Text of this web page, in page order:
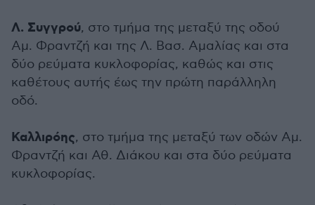
Λ. Συγγρού, στο τμήμα της μεταξύ της οδού
Αμ. Φραντζή και της Λ. Βασ. Αμαλίας και στα
δύο ρεύματα κυκλοφορίας, καθώς και στις
καθέτους αυτής έως την πρώτη παράλληλη
οδό.
Καλλιρόης, στο τμήμα της μεταξύ των οδών Αμ.
Φραντζή και Αθ. Διάκου και στα δύο ρεύματα
κυκλοφορίας.